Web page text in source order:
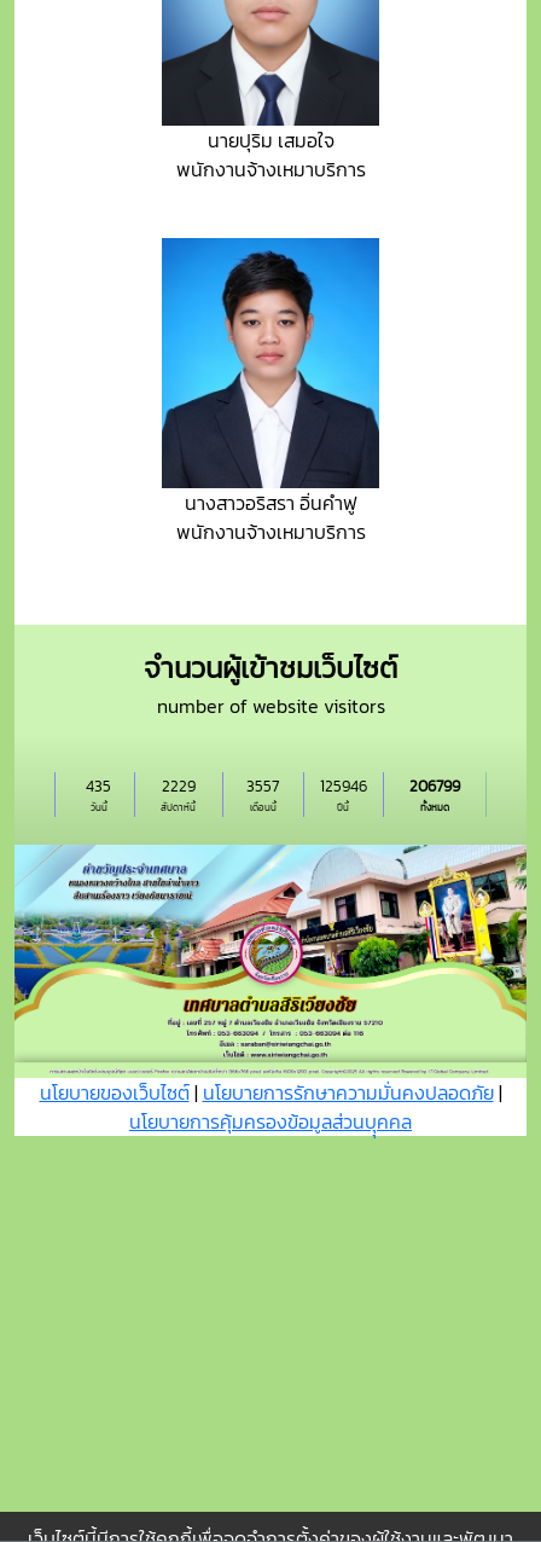
นายปุริม เสมอใจ
พนักงานจ้างเหมาบริการ
นางสาวอริสรา อิ่นคำฟู
พนักงานจ้างเหมาบริการ
จำนวนผู้เข้าชมเว็บไซต์
number of website visitors
วันนี้
435
สัปดาห์นี้
2229
เดือนนี้
3557
ปีนี้
125946
ทั้งหมด
206799
นโยบายของเว็บไซต์| นโยบายการรักษาความมั่นคงปลอดภัย|
นโยบายการคุ้มครองข้อมูลส่วนบุุคคล